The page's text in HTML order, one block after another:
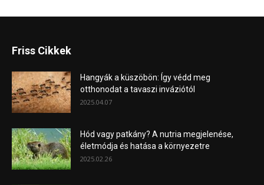
Friss Cikkek
Hangyák a küszöbön: Így védd meg
otthonodat a tavaszi inváziótól
2025.04.07
Hód vagy patkány? A nutria megjelenése,
életmódja és hatása a környezetre
2025.02.26